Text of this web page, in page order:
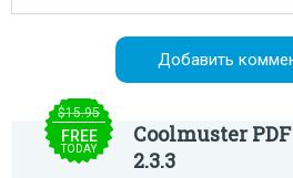
$15.95
FREE
TODAY
Coolmuster
2.3.3